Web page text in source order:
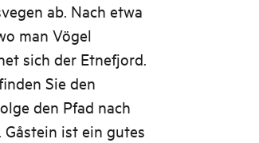
ab. Nach etwa
man Vögel
sich der Etnefjord.
Sie den
den Pfad nach
ist ein gutes